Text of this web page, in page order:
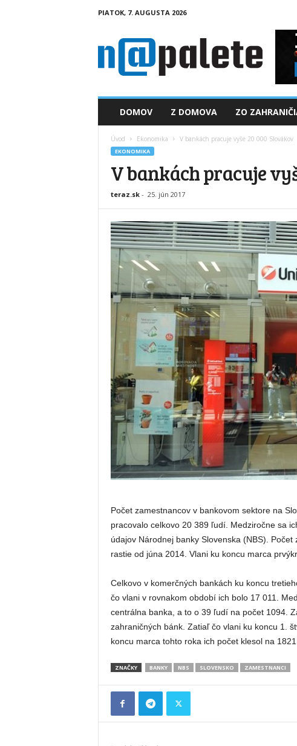
PIATOK, 7. AUGUSTA 2026
a
DOMOV Z DOMOVA ZO
Úvod Ekonomika V bankách pracuje vyše 20 000 Slovákov
EKONOMIKA
V bankách pracuje
teraz.sk- 25. jún 2017
Počet zamestnancov v bankovom sektore na
pracovalo celkovo 20 389 ľudí. Medziročne sa
údajov Národnej banky Slovenska (NBS).
rastie od júna 2014. Vlani ku koncu marca
Celkovo v komerčných bankách ku koncu
čo vlani v rovnakom období ich bolo 17 011.
centrálna banka, a to o 39 ľudí na počet 1094.
zahraničných bánk. Zatiaľ čo vlani ku koncu 1.
koncu marca tohto roka ich počet klesol na
ZNAČKY BANKY NBS SLOVENSKO ZAMESTNANCI